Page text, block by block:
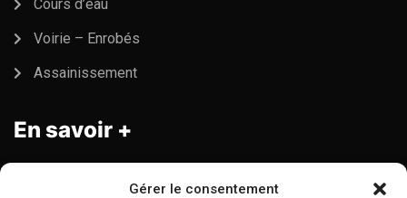
Gérer le consentement
Cours d’eau
Voirie – Enrobés
Assainissement
En savoir +